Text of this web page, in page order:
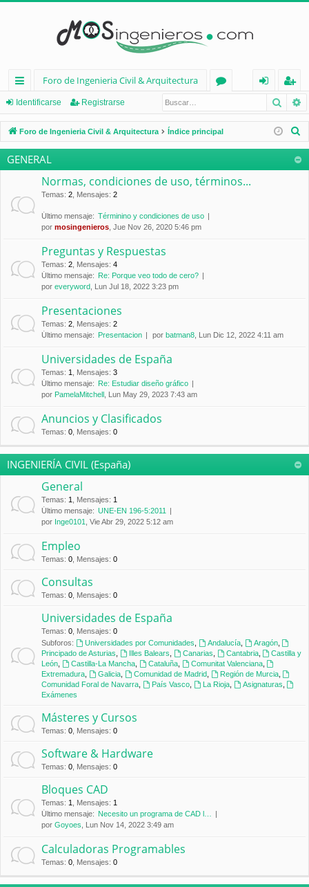
nl
ac
es
rá
d
Foro de Ingenieria Civil & Arquitectura
os
nt
ifi
eg
ist
ra
Identificarse Registrarse
Foro de Ingenieria Civil & Arquitectura Índice principal
GENERAL
Normas, condiciones de uso, términos...
Temas: 2 Mensajes: 2
Último mensaje: Términino y condiciones de uso
por mosingenieros , Jue Nov 26, 2020 5:46 pm
Preguntas y Respuestas
Temas: 2 Mensajes: 4
Último mensaje: Re: Porque veo todo de cero?
por everyword , Lun Jul 18, 2022 3:23 pm
Presentaciones
Temas: 2 Mensajes: 2
Último mensaje: Presentacion por batman8 , Lun Dic 12, 2022 4:11 am
Universidades de España
Temas: 1 Mensajes: 3
Último mensaje: Re: Estudiar diseño gráfico
por PamelaMitchell , Lun May 29, 2023 7:43 am
Anuncios y Clasificados
Temas: 0 Mensajes: 0
INGENIERÍA CIVIL (España)
General
Temas: 1 Mensajes: 1
Último mensaje: UNE-EN 196-5:2011
por Inge0101 , Vie Abr 29, 2022 5:12 am
Empleo
Temas: 0 Mensajes: 0
Consultas
Temas: 0 Mensajes: 0
Universidades de España
Temas: 0 Mensajes: 0
Subforos:
Universidades por Comunidades Andalucía, Aragón,
Principado de Asturias
Illes Balears Canarias Cantabria,
Castilla y
León
Castilla-La Mancha, Cataluña, Comunitat Valenciana,
Extremadura
Galicia, Comunidad de Madrid, Región de Murcia,
Comunidad Foral de Navarra
País Vasco, La Rioja, Asignaturas
Exámenes
Másteres y Cursos
Temas: 0 Mensajes: 0
Software & Hardware
Temas: 0 Mensajes: 0
Bloques CAD
Temas: 1 Mensajes: 1
Último mensaje: Necesito un programa de CAD l…
por Goyoes , Lun Nov 14, 2022 3:49 am
Calculadoras Programables
Temas: 0 Mensajes: 0